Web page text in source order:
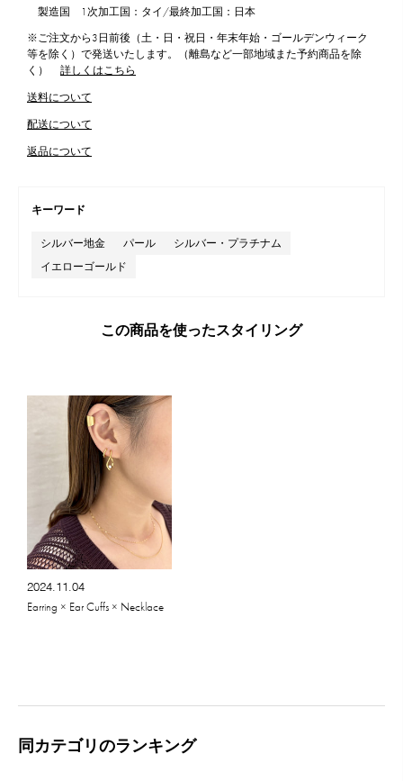
製造国 1次加工国：タイ/最終加工国：日本
※ご注文から3日前後（土・日・祝日・年末年始・ゴールデンウィーク
等を除く）で発送いたします。（離島など一部地域また予約商品を除
く）
詳しくはこちら
送料について
配送について
返品について
キーワード
シルバー地金 パール
シルバー・プラチナム
イエローゴールド
この商品を使ったスタイリング
2024.11.04
Earring × Ear Cuffs × Necklace
同カテゴリのランキング